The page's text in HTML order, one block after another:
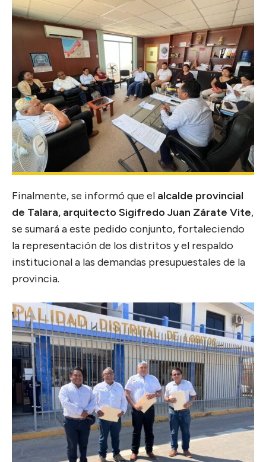
Finalmente, se informó que el alcalde provincial
de Talara, arquitecto Sigifredo Juan Zárate Vite,
se sumará a este pedido conjunto, fortaleciendo
la representación de los distritos y el respaldo
institucional a las demandas presupuestales de la
provincia.